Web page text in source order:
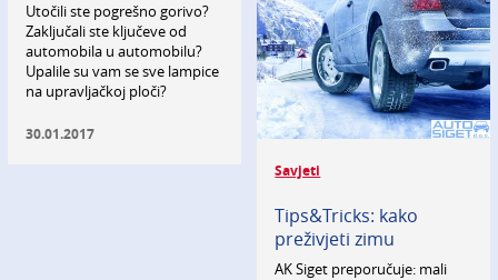
Utočili ste pogrešno gorivo?
Zaključali ste ključeve od
automobila u automobilu?
Upalile su vam se sve lampice
na upravljačkoj ploči?
30.01.2017
Savjeti
Tips&Tricks: kako
preživjeti zimu
AK Siget preporučuje: mali